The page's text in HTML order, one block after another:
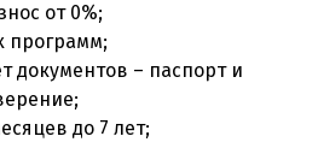
от 0%;
программ;
– паспорт и
до 7 лет;